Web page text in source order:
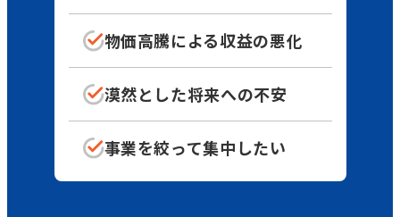
物価高騰による収益の悪化
漠然とした将来への不安
事業を絞って集中したい